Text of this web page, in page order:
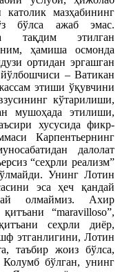
мазҳабининг
бўлса ажаб эмас.
тақдим этилган
ҳамиша осмонда
ортидан эргашган
– Ватикан
этиши ўқувчини
кўтарилиши,
мушоҳада этилиши,
хусусида фикр-
Карпентьернинг
далолат
“сеҳрли реализм”
Унинг Лотин
эса ҳеч қандай
олмаймиз. Ахир
“maravilloso”,
сеҳрли диёр,
этганлигини, Лотин
таъбир жоиз бўлса,
Колумб бўлган, унинг